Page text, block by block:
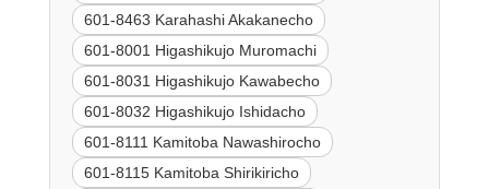
601-8463 Karahashi Akakanecho
601-8001 Higashikujo Muromachi
601-8031 Higashikujo Kawabecho
601-8032 Higashikujo Ishidacho
601-8111 Kamitoba Nawashirocho
601-8115 Kamitoba Shirikiricho